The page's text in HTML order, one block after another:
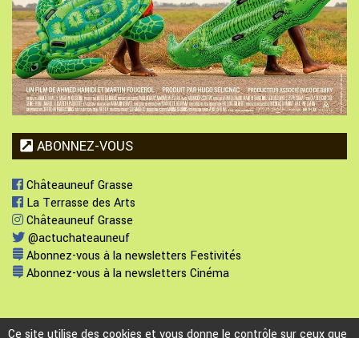
ABONNEZ-VOUS
Châteauneuf Grasse
La Terrasse des Arts
Châteauneuf Grasse
@actuchateauneuf
Abonnez-vous à la newsletters Festivités
Abonnez-vous à la newsletters Cinéma
Ce site utilise des cookies et vous donne le contrôle sur ceux que